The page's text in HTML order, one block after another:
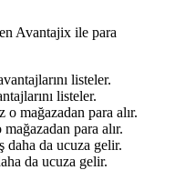
Avantajix ile para
listeler.
mağazadan para alır.
da ucuza gelir.